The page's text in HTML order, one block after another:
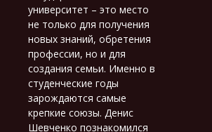
университет – это место
не только для получения
новых знаний, обретения
профессии, но и для
создания семьи. Именно в
студенческие годы
зарождаются самые
крепкие союзы. Денис
Шевченко познакомился